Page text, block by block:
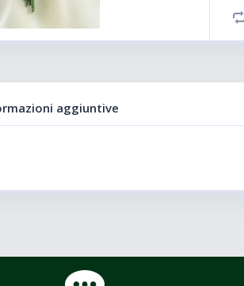
aggiuntive